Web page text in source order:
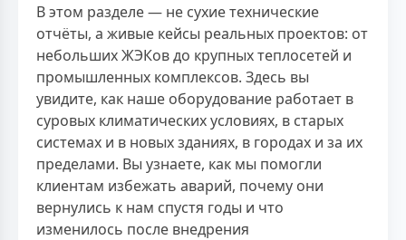
В этом разделе — не сухие технические
отчёты, а живые кейсы реальных проектов: от
небольших ЖЭКов до крупных теплосетей и
промышленных комплексов. Здесь вы
увидите, как наше оборудование работает в
суровых климатических условиях, в старых
системах и в новых зданиях, в городах и за их
пределами. Вы узнаете, как мы помогли
клиентам избежать аварий, почему они
вернулись к нам спустя годы и что
изменилось после внедрения